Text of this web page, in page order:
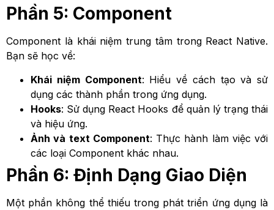
Phần 5: Component
Component là khái niệm trung tâm trong React Native.
Bạn sẽ học về:
Khái niệm Component: Hiểu về cách tạo và sử
dụng các thành phần trong ứng dụng.
Hooks: Sử dụng React Hooks để quản lý trạng thái
và hiệu ứng.
Ảnh và text Component: Thực hành làm việc với
các loại Component khác nhau.
Phần 6: Định Dạng Giao Diện
Một phần không thể thiếu trong phát triển ứng dụng là